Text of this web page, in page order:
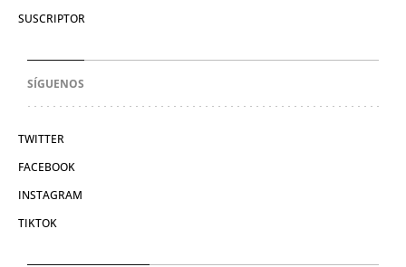
SUSCRIPTOR
SÍGUENOS
TWITTER
FACEBOOK
INSTAGRAM
TIKTOK